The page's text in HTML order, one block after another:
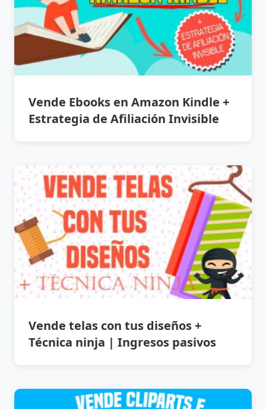
Vende Ebooks en Amazon Kindle +
Estrategia de Afiliación Invisible
Vende telas con tus diseños +
Técnica ninja | Ingresos pasivos